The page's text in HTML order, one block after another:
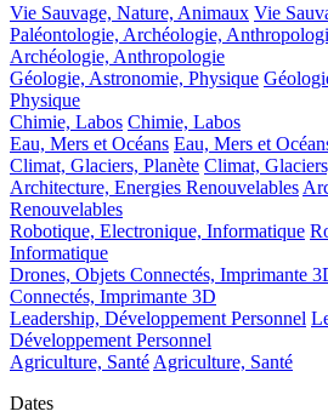
Vie Sauvage, Nature, Animaux Vie
Paléontologie, Archéologie,
Archéologie, Anthropologie
Géologie, Astronomie, Physique
Physique
Chimie, Labos Chimie, Labos
Eau, Mers et Océans Eau, Mers et
Climat, Glaciers, Planète Climat,
Architecture, Energies Renouvelables
Renouvelables
Robotique, Electronique, Informatique
Informatique
Drones, Objets Connectés, Imprimante
Connectés, Imprimante 3D
Leadership, Développement Personnel
Développement Personnel
Agriculture, Santé Agriculture, Santé
Dates